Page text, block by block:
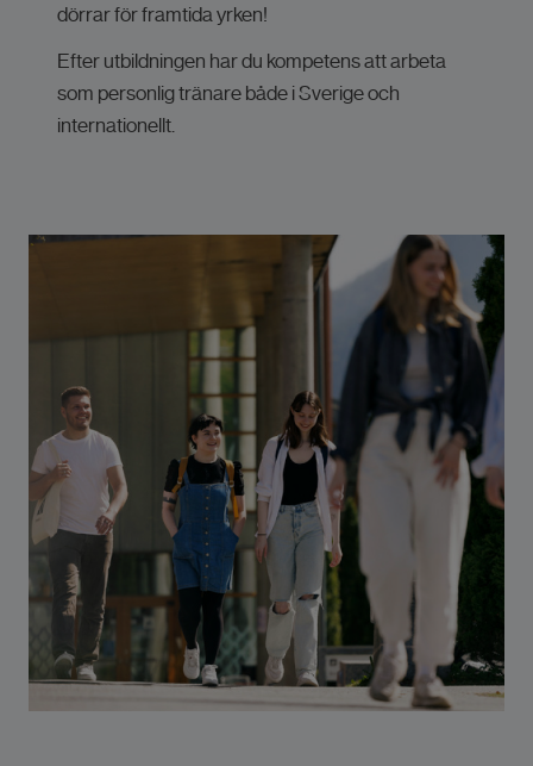
dörrar för framtida yrken!
Efter utbildningen har du kompetens att arbeta
som personlig tränare både i Sverige och
internationellt.